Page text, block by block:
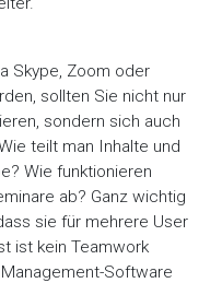
Skype, Zoom oder
sollten Sie nicht nur
sondern sich auch
teilt man Inhalte und
Wie funktionieren
ab? Ganz wichtig
sie für mehrere User
ist kein Teamwork
Software